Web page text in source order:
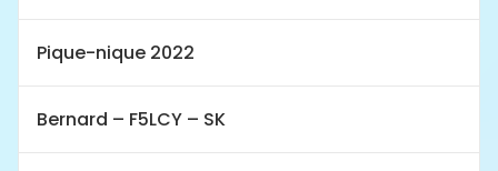
Pique-nique 2022
Bernard – F5LCY – SK